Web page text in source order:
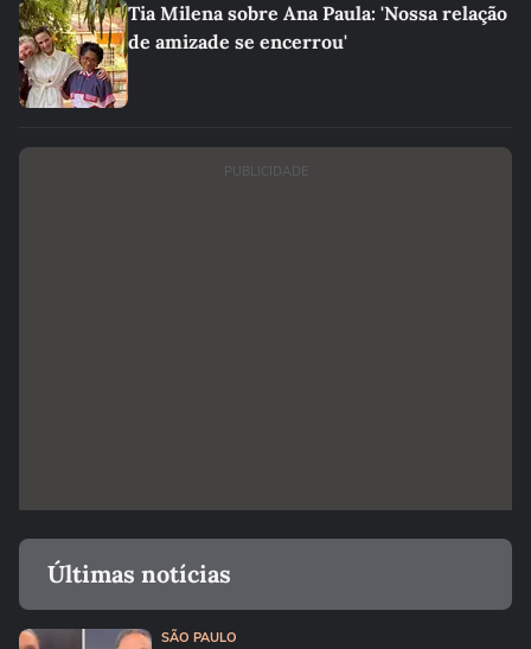
Tia Milena sobre Ana Paula: 'Nossa relação
de amizade se encerrou'
PUBLICIDADE
Últimas notícias
SÃO PAULO